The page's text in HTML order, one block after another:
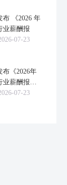
布 《2026 年
业薪酬报
07-23
布《2026年
业薪酬报告
07-23